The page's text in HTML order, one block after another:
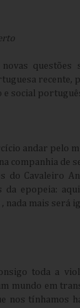
recente,
social
andar pelo
companhia de
do Cavaleiro
epopeia:
nada mais será
toda a
mundo em
nos tínhamos